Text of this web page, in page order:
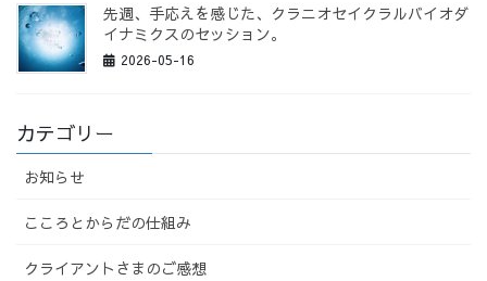
先週、手応えを感じた、クラニオセイクラルバイオダ
イナミクスのセッション。
2026-05-16
カテゴリー
お知らせ
こころとからだの仕組み
クライアントさまのご感想